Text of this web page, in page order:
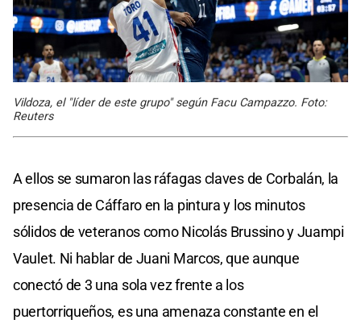
Vildoza, el "líder de este grupo" según Facu Campazzo. Foto:
Reuters
A ellos se sumaron las ráfagas claves de Corbalán, la
presencia de Cáffaro en la pintura y los minutos
sólidos de veteranos como Nicolás Brussino y Juampi
Vaulet. Ni hablar de Juani Marcos, que aunque
conectó de 3 una sola vez frente a los
puertorriqueños, es una amenaza constante en el